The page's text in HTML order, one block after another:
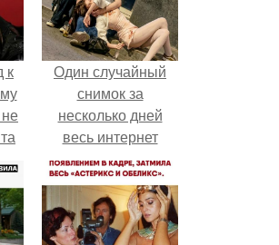
к
Один случайный
снимок за
несколько дней
весь интернет
облетел.